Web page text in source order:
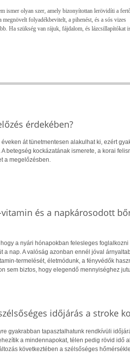
ismer olyan szer, amely bizonyítottan lerövidíti a
megnövelt folyadékbevitelt, a pihenést, és a sós vizes
Ha szükség van rájuk, fájdalom, és lázcsillapítókat
érdekében?
át tünetmentesen alakulhat ki, ezért
A betegség kockázatának ismerete, a korai
a megelőzésben.
és a napkárosodott
a nyári hónapokban felesleges
a nap. A valóság azonban ennél jóval
termelését, életmódunk, a fényvédők
sem biztos, hogy elegendő mennyiséghez
időjárás a stroke
gyakrabban tapasztalhatunk rendkívüli
a mindennapokat, télen pedig rövid idő
következtében a szélsőséges